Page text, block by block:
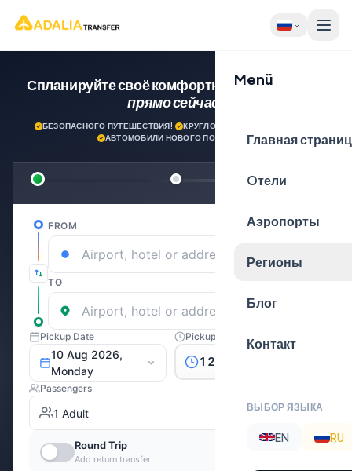
Menü
Главная
Oтели
Аэропорты
Регионы
Блог
Контакт
ВЫБОР ЯЗЫКА
EN RU
Спланируйте своё комфортное путешествие
прямо сейчас!
БЕЗОПАСНОГО ПУТЕШЕСТВИЯ!· КРУГЛОСУТОЧНАЯ ПОДДЕРЖКА
АВТОМОБИЛИ НОВОГО ПОКОЛЕНИЯ